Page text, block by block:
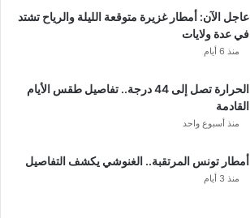
عاجل الآن: أمطار غزيرة متوقعة الليلة والرياح تشتد
في عدة ولايات
منذ 6 أيام
الحرارة تصل إلى 44 درجة.. تفاصيل طقس الأيام
القادمة
منذ أسبوع واحد
أمطار تونس المرتقبة.. الغنوشي يكشف التفاصيل
منذ 3 أيام